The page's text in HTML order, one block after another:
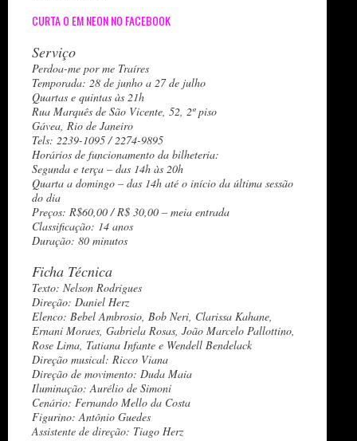
CURTA O EM NEON NO FACEBOOK
Serviço
Perdoa-me por me Traíres
Temporada: 28 de junho a 27 de julho
Quartas e quintas às 21h
Rua Marquês de São Vicente, 52, 2º piso
Gávea, Rio de Janeiro
Tels: 2239-1095 / 2274-9895
Horários de funcionamento da bilheteria:
Segunda e terça – das 14h às 20h
Quarta a domingo – das 14h até o início da última sessão
do dia
Preços: R$60,00 / R$ 30,00 – meia entrada
Classificação: 14 anos
Duração: 80 minutos
Ficha Técnica
Texto: Nelson Rodrigues
Direção: Daniel Herz
Elenco: Bebel Ambrosio, Bob Neri, Clarissa Kahane,
Ernani Moraes, Gabriela Rosas, João Marcelo Pallottino,
Rose Lima, Tatiana Infante e Wendell Bendelack
Direção musical: Ricco Viana
Direção de movimento: Duda Maia
Iluminação: Aurélio de Simoni
Cenário: Fernando Mello da Costa
Figurino: Antônio Guedes
Assistente de direção: Tiago Herz